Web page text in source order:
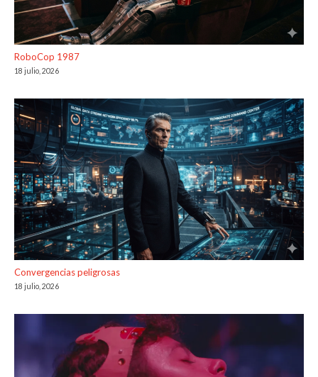
RoboCop 1987
18 julio, 2026
Convergencias peligrosas
18 julio, 2026